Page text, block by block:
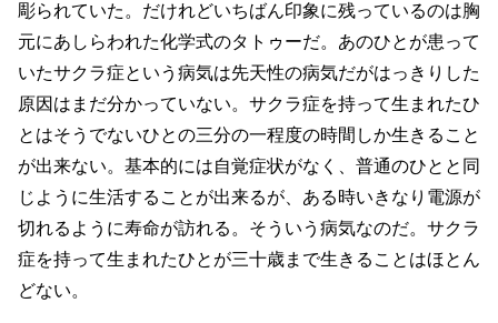
彫られていた。だけれどいちばん印象に残っているのは胸
元にあしらわれた化学式のタトゥーだ。あのひとが患って
いたサクラ症という病気は先天性の病気だがはっきりした
原因はまだ分かっていない。サクラ症を持って生まれたひ
とはそうでないひとの三分の一程度の時間しか生きること
が出来ない。基本的には自覚症状がなく、普通のひとと同
じように生活することが出来るが、ある時いきなり電源が
切れるように寿命が訪れる。そういう病気なのだ。サクラ
症を持って生まれたひとが三十歳まで生きることはほとん
どない。